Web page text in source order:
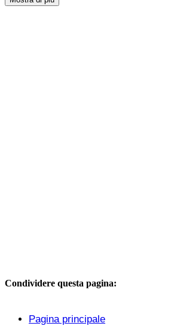
Condividere questa pagina:
Pagina principale